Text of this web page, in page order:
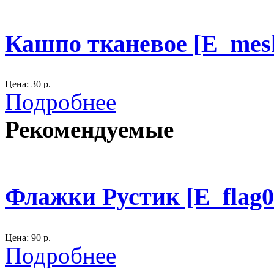
Кашпо тканевое
Цена: 30 р.
Размер: высота 19 см., D - 15 см.
материал: мешковина, белое кружево.
Подробнее
Рекомендуемые
Флажки Рустик
Цена: 90 р.
Размер: 14х11 см.
Подробнее